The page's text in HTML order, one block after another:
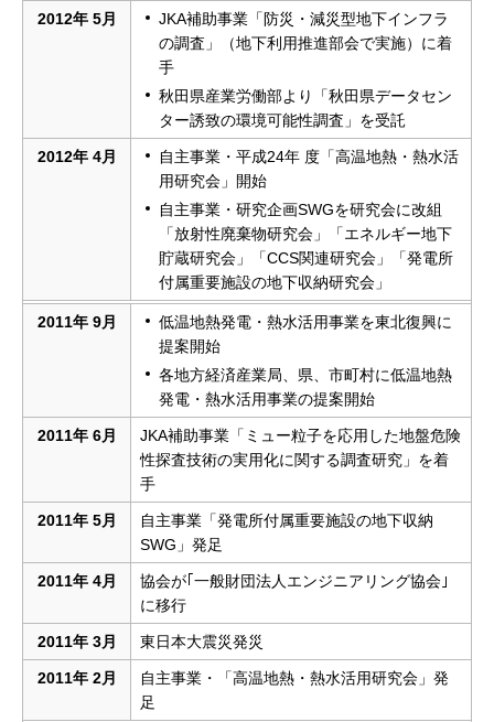
2012年 5月
JKA補助事業「防災・減災型地下インフラ
の調査」（地下利用推進部会で実施）に着
手
秋田県産業労働部より「秋田県データセン
ター誘致の環境可能性調査」を受託
2012年 4月
自主事業・平成24年 度「高温地熱・熱水活
用研究会」開始
自主事業・研究企画SWGを研究会に改組
「放射性廃棄物研究会」「エネルギー地下
貯蔵研究会」「CCS関連研究会」「発電所
付属重要施設の地下収納研究会」
2011年 9月
低温地熱発電・熱水活用事業を東北復興に
提案開始
各地方経済産業局、県、市町村に低温地熱
発電・熱水活用事業の提案開始
2011年 6月
JKA補助事業「ミュー粒子を応用した地盤危険
性探査技術の実用化に関する調査研究」を着
手
2011年 5月
自主事業「発電所付属重要施設の地下収納
SWG」発足
2011年 4月
協会が｢一般財団法人エンジニアリング協会｣
に移行
2011年 3月 東日本大震災発災
2011年 2月
自主事業・「高温地熱・熱水活用研究会」発
足